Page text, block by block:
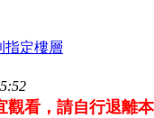
觀看，請自行退離